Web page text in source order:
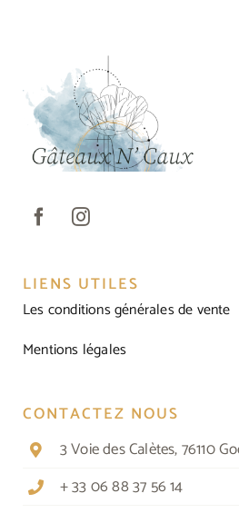
LIENS UTILES
Les conditions générales de vente
Mentions légales
CONTACTEZ NOUS
3 Voie des Calètes, 76110
+ 33 06 88 37 56 14